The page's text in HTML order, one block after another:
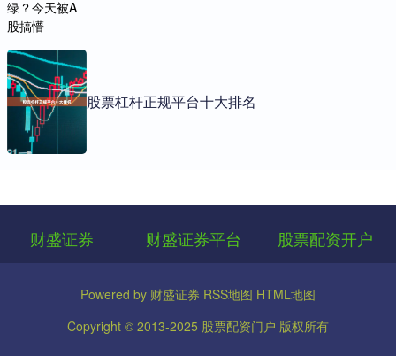
股票杠杆正规平台十大排名
财盛证券 财盛证券平台 股票配资开户
Powered by 财盛证券 RSS地图 HTML地图
Copyright © 2013-2025 股票配资门户 版权所有